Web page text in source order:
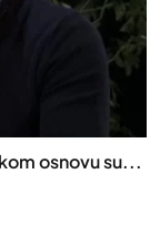
osnovu su...